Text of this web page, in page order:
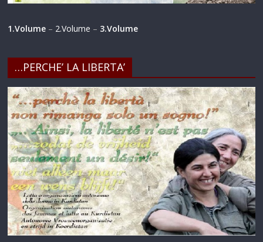
1.Volume – 2.Volume – 3.Volume
…PERCHE’ LA LIBERTA’